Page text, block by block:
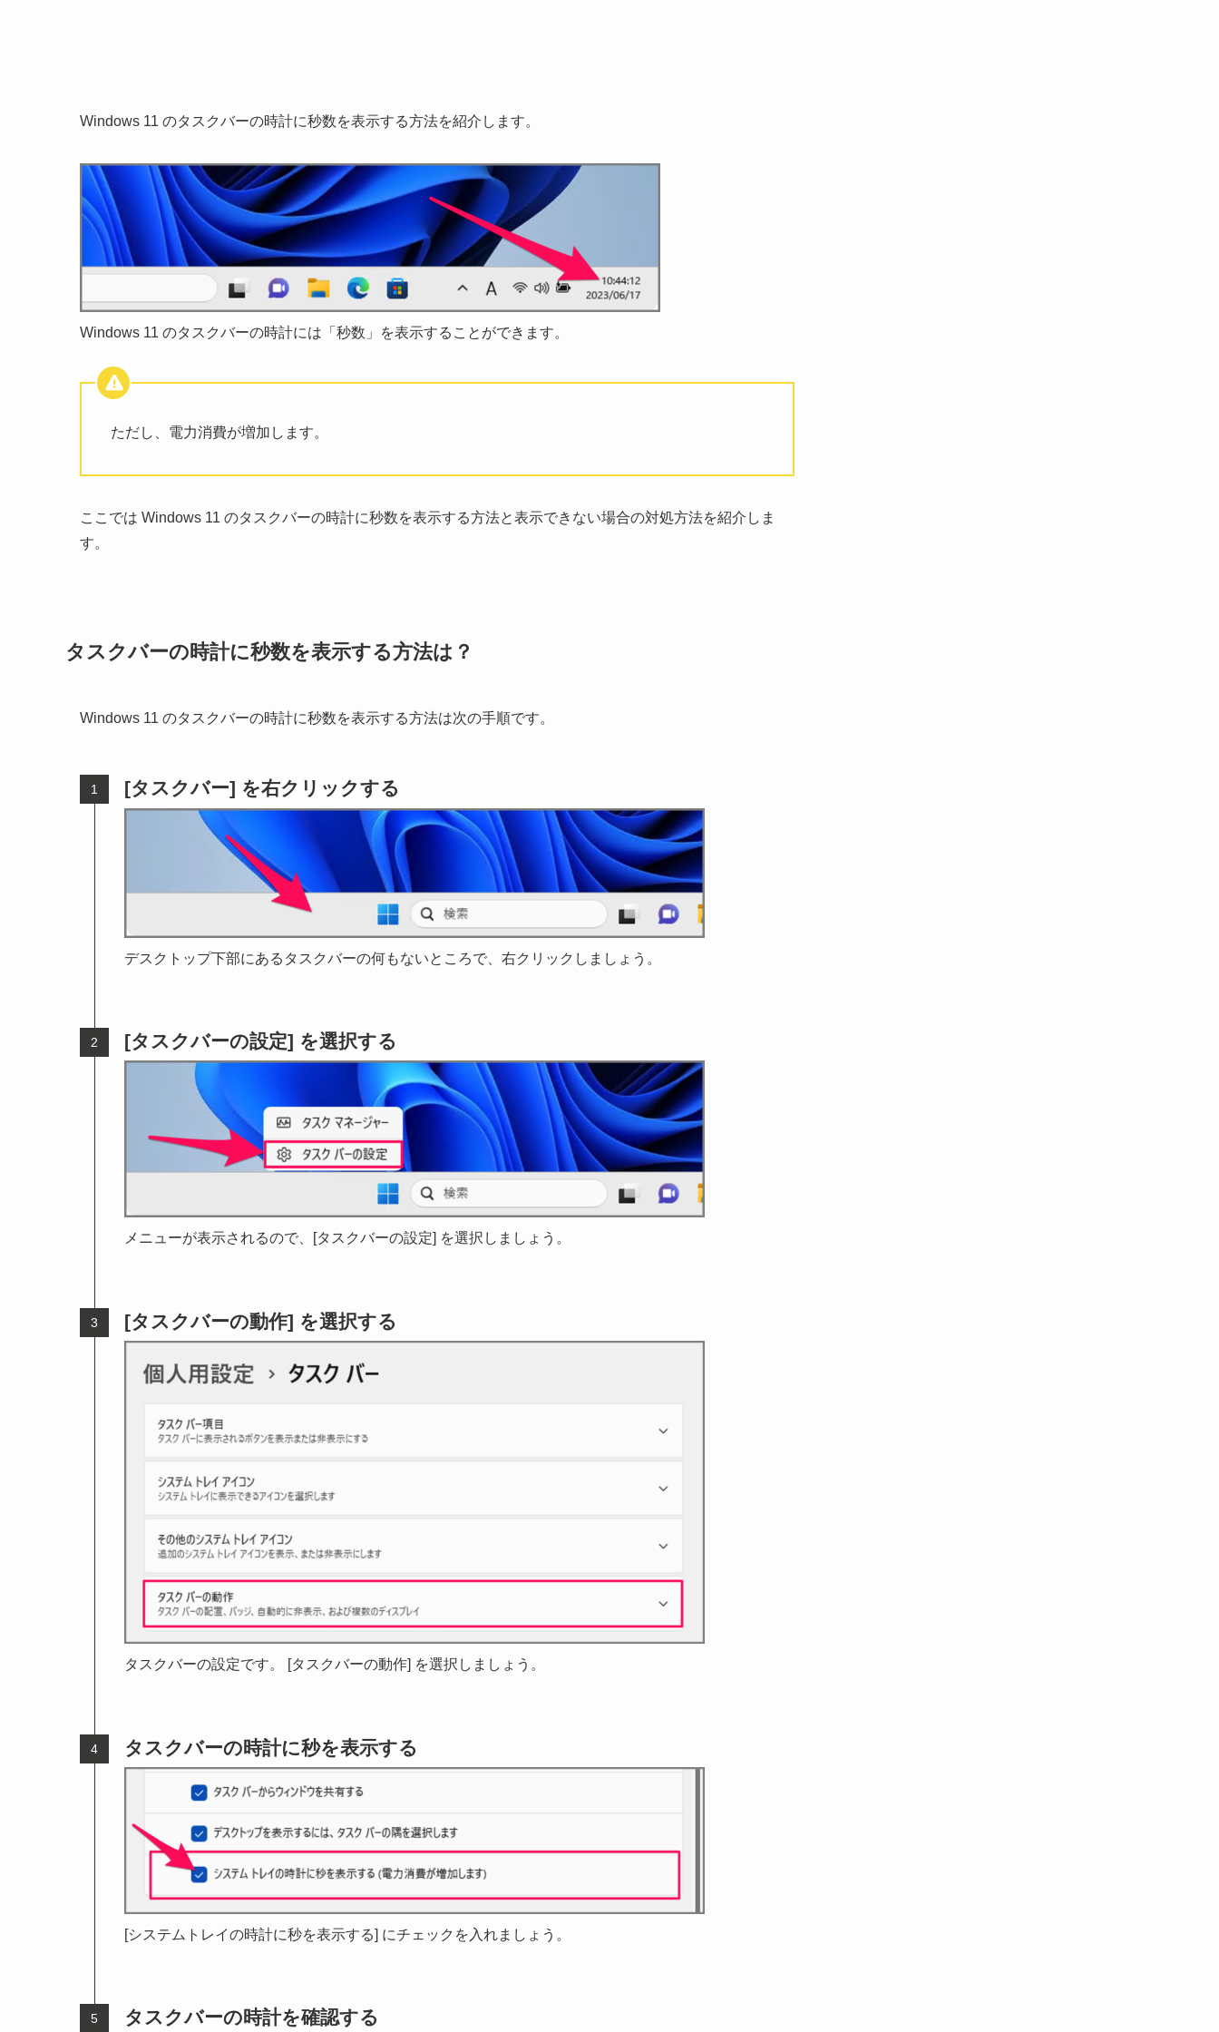
Windows 11 のタスクバーの時計に秒数を表示する方法を紹介します。
Windows 11 のタスクバーの時計には「秒数」を表示することができます。
ただし、電力消費が増加します。
ここでは Windows 11 のタスクバーの時計に秒数を表示する方法と表示できない場合の対処方法を紹介しま
す。
タスクバーの時計に秒数を表示する方法は？
Windows 11 のタスクバーの時計に秒数を表示する方法は次の手順です。
[タスクバー] を右クリックする
デスクトップ下部にあるタスクバーの何もないところで、右クリックしましょう。
[タスクバーの設定] を選択する
メニューが表示されるので、[タスクバーの設定] を選択しましょう。
[タスクバーの動作] を選択する
タスクバーの設定です。 [タスクバーの動作] を選択しましょう。
タスクバーの時計に秒を表示する
[システムトレイの時計に秒を表示する] にチェックを入れましょう。
タスクバーの時計を確認する